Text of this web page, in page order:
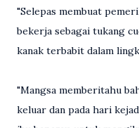
"Selepas membuat
bekerja sebagai tukang
kanak terbabit dalam
"Mangsa memberitahu
keluar dan pada hari